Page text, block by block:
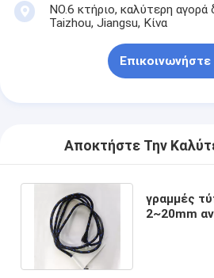
NO.6 κτήριο, καλύτερη
Taizhou, Jiangsu, Κίνα
Επικοινωνήστε
Αποκτήστε Την
γραμμές
2~20mm